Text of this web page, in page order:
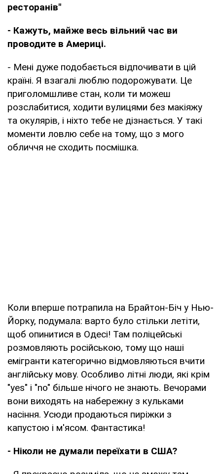
ресторанів"
- Кажуть, майже весь вільний час ви
проводите в Америці.
- Мені дуже подобається відпочивати в цій
країні. Я взагалі люблю подорожувати. Це
приголомшливе стан, коли ти можеш
розслабитися, ходити вулицями без макіяжу
та окулярів, і ніхто тебе не дізнається. У такі
моменти ловлю себе на тому, що з мого
обличчя не сходить посмішка.
Коли вперше потрапила на Брайтон-Біч у Нью-
Йорку, подумала: варто було стільки летіти,
щоб опинитися в Одесі! Там поліцейські
розмовляють російською, тому що наші
емігранти категорично відмовляються вчити
англійську мову. Особливо літні люди, які крім
"yes" і "no" більше нічого не знають. Вечорами
вони виходять на набережну з кульками
насіння. Усюди продаються пиріжки з
капустою і м'ясом. Фантастика!
- Ніколи не думали переїхати в США?